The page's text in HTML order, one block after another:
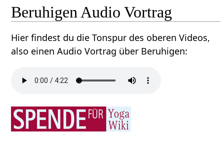
Beruhigen‏‎ Audio Vortrag
Hier findest du die Tonspur des oberen Videos,
also einen Audio Vortrag über Beruhigen‏‎: